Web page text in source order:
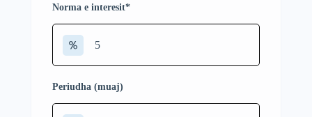
Norma e interesit*
Periudha (muaj)